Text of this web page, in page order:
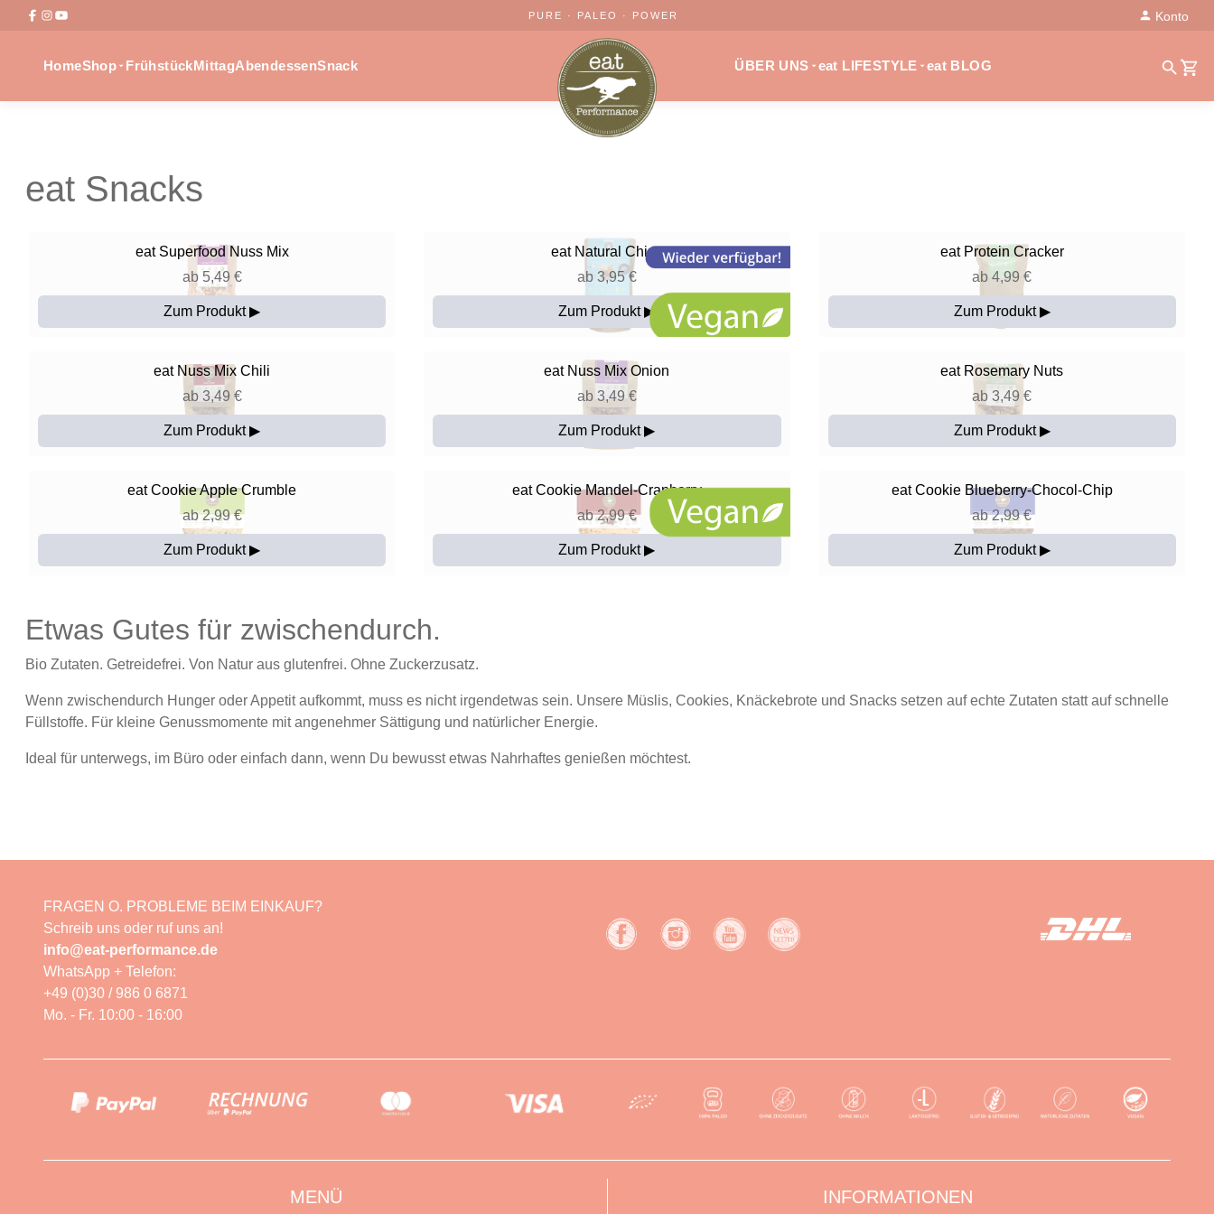
PURE · PALEO · POWER Konto
HomeShop FrühstückMittagAbendessenSnack ÜBER UNS eat LIFESTYLE eat BLOG
eat Snacks
eat Superfood Nuss Mix
ab 5,49 €
Zum Produkt ▶
eat Nuss Mix Chili
ab 3,49 €
Zum Produkt ▶
eatCookie Apple Crumble
ab 2,99 €
Zum Produkt ▶
eat Natural Chips
ab 3,95 €
Zum Produkt ▶
eat Nuss Mix Onion
ab 3,49 €
Zum Produkt ▶
eatCookie Mandel-Cranberry
ab 2,99 €
Zum Produkt ▶
eat Protein Cracker
ab 4,99 €
Zum Produkt ▶
eat Rosemary Nuts
ab 3,49 €
Zum Produkt ▶
eatCookie Blueberry-Chocol-Chip
ab 2,99 €
Zum Produkt ▶
Etwas Gutes für zwischendurch.
Bio Zutaten. Getreidefrei. Von Natur aus glutenfrei. Ohne Zuckerzusatz.
Wenn zwischendurch Hunger oder Appetit aufkommt, muss es nicht irgendetwas sein. Unsere Müslis, Cookies, Knäckebrote und Snacks setzen auf echte Zutaten statt auf schnelle
Füllstoffe. Für kleine Genussmomente mit angenehmer Sättigung und natürlicher Energie.
Ideal für unterwegs, im Büro oder einfach dann, wenn Du bewusst etwas Nahrhaftes genießen möchtest.
FRAGEN O. PROBLEME BEIM EINKAUF?
Schreib uns oder ruf uns an!
info@eat-performance.de
WhatsApp + Telefon:
+49 (0)30 / 986 0 6871
Mo. - Fr. 10:00 - 16:00
MENÜ INFORMATIONEN